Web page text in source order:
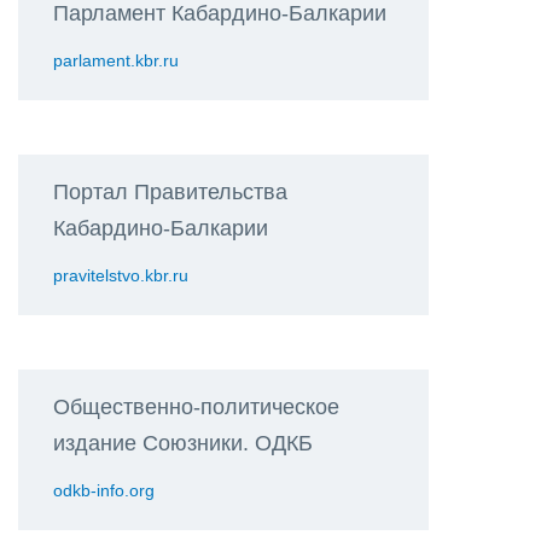
Парламент Кабардино-Балкарии
parlament.kbr.ru
Портал Правительства
Кабардино-Балкарии
pravitelstvo.kbr.ru
Общественно-политическое
издание Союзники. ОДКБ
odkb-info.org